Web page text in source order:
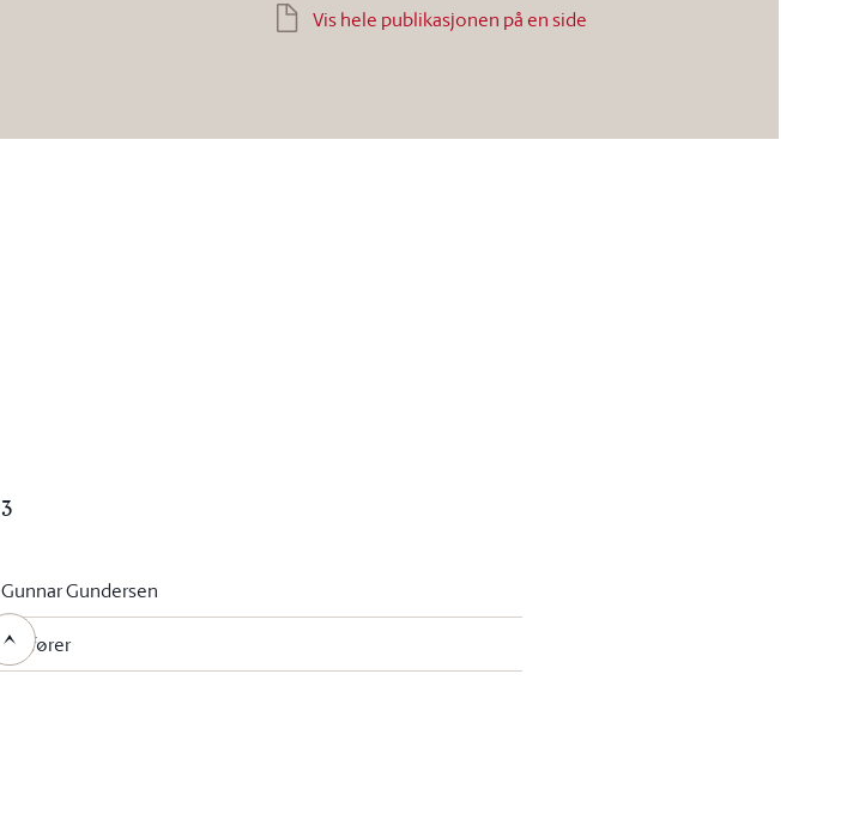
Vis hele publikasjonen på en side
Gunnar Gundersen
ordfører